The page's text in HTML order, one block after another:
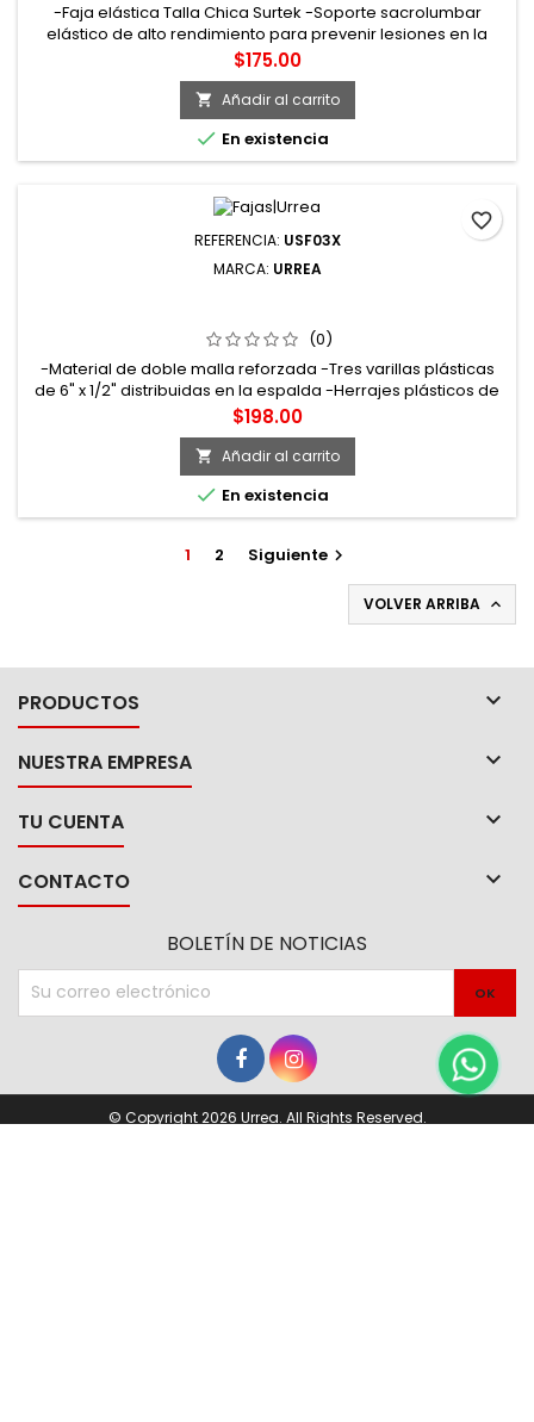
-Faja elástica Talla Chica Surtek -Soporte sacrolumbar
elástico de alto rendimiento para prevenir lesiones en la
espalda baja -3 varillas flexibles en la zona lumbar
reforzada con una banda elástica para lograr mayor ajuste
-Marca Surtek
Precio
$175.00
 Añadir al carrito
 En existencia
REFERENCIA: USF03X
MARCA: URREA
(0)
-Material de doble malla reforzada -Tres varillas plásticas
de 6" x 1/2" distribuidas en la espalda -Herrajes plásticos de
alta resistencia -Talla: extra grande
Precio
$198.00
 Añadir al carrito
 En existencia
favorite_border
1 2 Siguiente 
VOLVER ARRIBA 
PRODUCTOS 
NUESTRA EMPRESA 
TU CUENTA 
CONTACTO 
BOLETÍN DE NOTICIAS
© Copyright 2026 Urrea. All Rights Reserved.